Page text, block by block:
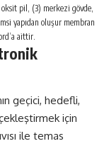
oksit pil, (3) merkezi gövde,
yapıdan oluşur membran
aittir.
geçici, hedefli,
için
ile temas